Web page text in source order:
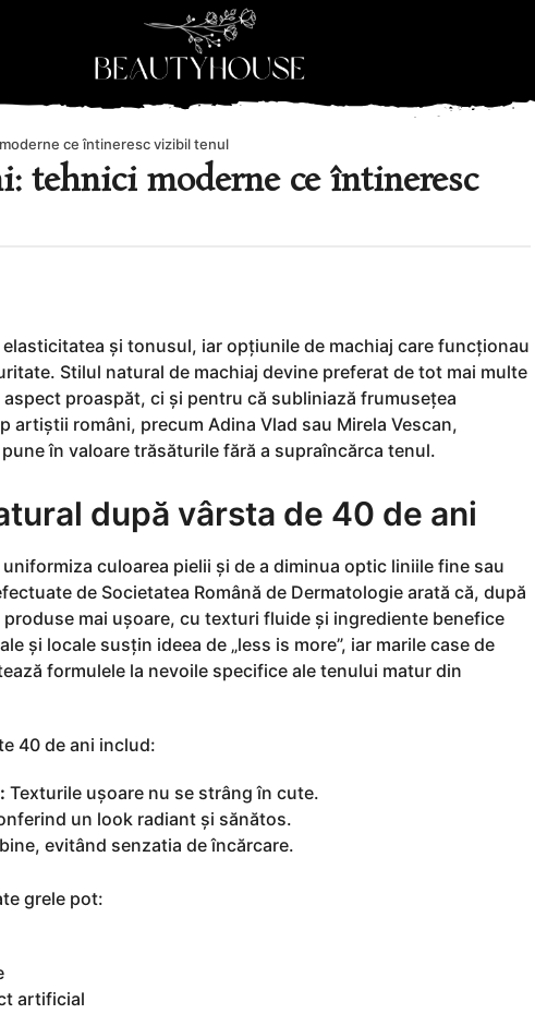
ce întineresc vizibil tenul
tehnici moderne ce întineresc
și tonusul, iar opțiunile de machiaj care funcționau
Stilul natural de machiaj devine preferat de tot mai multe
proaspăt, ci și pentru că subliniază frumusețea
români, precum Adina Vlad sau Mirela Vescan,
în valoare trăsăturile fără a supraîncărca tenul.
după vârsta de 40 de ani
culoarea pielii și de a diminua optic liniile fine sau
de Societatea Română de Dermatologie arată că, după
mai ușoare, cu texturi fluide și ingrediente benefice
și locale susțin ideea de „less is more”, iar marile case de
formulele la nevoile specifice ale tenului matur din
40 de ani includ:
Texturile ușoare nu se strâng în cute.
un look radiant și sănătos.
evitând senzatia de încărcare.
grele pot:
artificial